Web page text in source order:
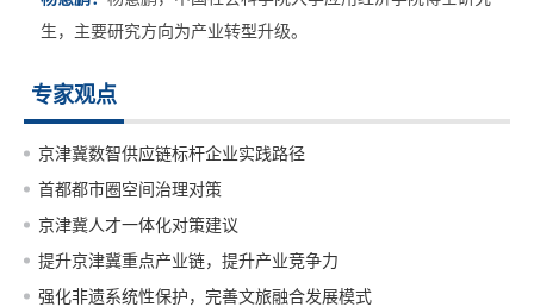
生，主要研究方向为产业转型升级。
专家观点
京津冀数智供应链标杆企业实践路径
首都都市圈空间治理对策
京津冀人才一体化对策建议
提升京津冀重点产业链，提升产业竞争力
强化非遗系统性保护，完善文旅融合发展模式